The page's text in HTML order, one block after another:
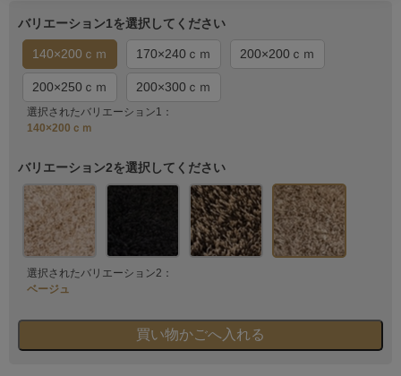
バリエーション1を選択してください
140×200ｃｍ 170×240ｃｍ 200×200ｃｍ
200×250ｃｍ 200×300ｃｍ
選択されたバリエーション1：
140×200ｃｍ
バリエーション2を選択してください
選択されたバリエーション2：
ベージュ